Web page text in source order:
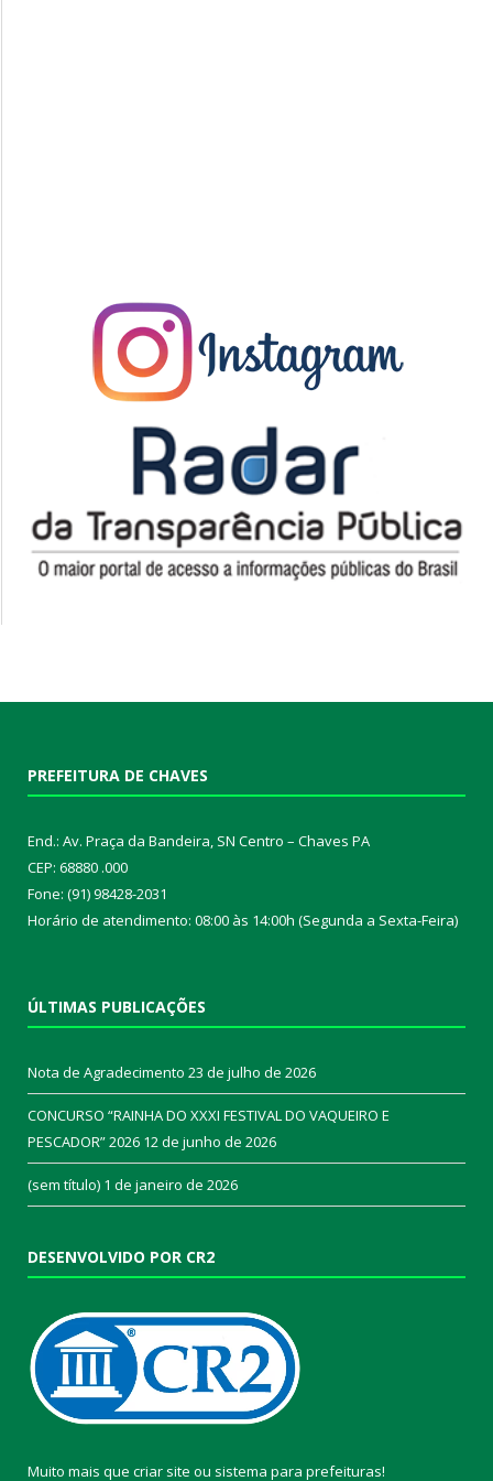
PREFEITURA DE CHAVES
End.: Av. Praça da Bandeira, SN Centro – Chaves PA
CEP: 68880 .000
Fone: (91) 98428-2031
Horário de atendimento: 08:00 às 14:00h (Segunda a Sexta-Feira)
ÚLTIMAS PUBLICAÇÕES
Nota de Agradecimento 23 de julho de 2026
CONCURSO “RAINHA DO XXXI FESTIVAL DO VAQUEIRO E
PESCADOR” 2026 12 de junho de 2026
(sem título) 1 de janeiro de 2026
DESENVOLVIDO POR CR2
Muito mais que criar site ou sistema para prefeituras!